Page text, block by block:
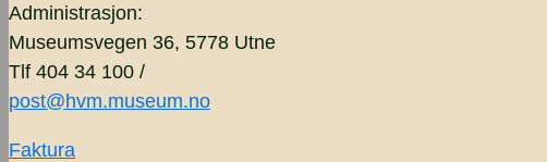
Administrasjon:
Museumsvegen 36, 5778 Utne
Tlf 404 34 100 /
post@hvm.museum.no
Faktura